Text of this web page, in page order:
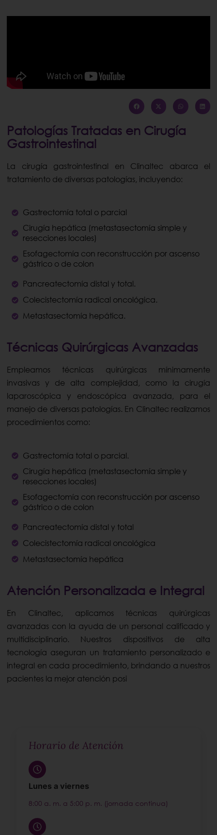
Patologías Tratadas en Cirugía
Gastrointestinal
La cirugía gastrointestinal en Clinaltec abarca el
tratamiento de diversas patologías, incluyendo:
Gastrectomía total o parcial
Cirugía hepática (metastasectomía simple y
resecciones locales)
Esofagectomía con reconstrucción por ascenso
gástrico o de colon
Pancreatectomía distal y total.
Colecistectomía radical oncológica.
Metastasectomía hepática.
Técnicas Quirúrgicas Avanzadas
Empleamos técnicas quirúrgicas mínimamente
invasivas y de alta complejidad, como la cirugía
laparoscópica y endoscópica avanzada, para el
manejo de diversas patologías. En Clinaltec realizamos
procedimientos como:
Gastrectomía total o parcial.
Cirugía hepática (metastasectomía simple y
resecciones locales)
Esofagectomía con reconstrucción por ascenso
gástrico o de colon
Pancreatectomía distal y total
Colecistectomía radical oncológica
Metastasectomía hepática
Atención Personalizada e Integral
En Clinaltec, aplicamos técnicas quirúrgicas
avanzadas con la ayuda de un personal calificado y
multidisciplinario. Nuestros dispositivos de alta
tecnología aseguran un tratamiento personalizado e
integral en cada procedimiento, brindando a nuestros
pacientes la mejor atención posi
Horario de Atención
Lunes a viernes
8:00 a. m. a 5:00 p. m. (jornada continua)